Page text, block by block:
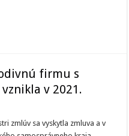
firmu s
v 2021.
zmlúv sa vyskytla zmluva a v